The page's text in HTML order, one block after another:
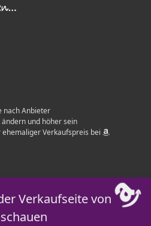
nach Anbieter
und höher sein
Verkaufspreis bei
Verkaufseite von